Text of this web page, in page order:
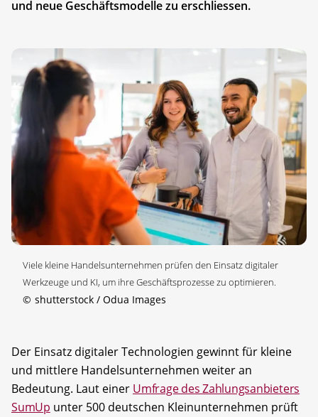
und neue Geschäftsmodelle zu erschliessen.
Viele kleine Handelsunternehmen prüfen den Einsatz digitaler
Werkzeuge und KI, um ihre Geschäftsprozesse zu optimieren.
© shutterstock / Odua Images
Der Einsatz digitaler Technologien gewinnt für kleine
und mittlere Handelsunternehmen weiter an
Bedeutung. Laut einer Umfrage des Zahlungsanbieters
SumUp unter 500 deutschen Kleinunternehmen prüft